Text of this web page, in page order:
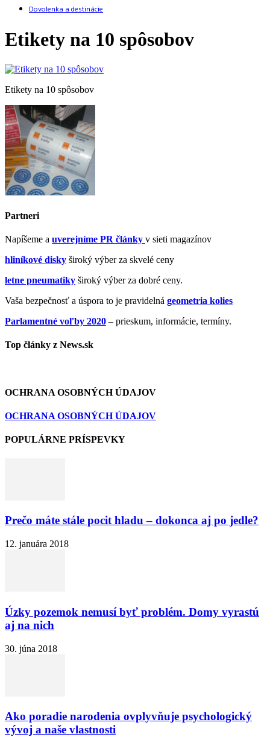
Dovolenka a destinácie
Etikety na 10 spôsobov
Etikety na 10 spôsobov
Partneri
Napíšeme a uverejníme PR články v sieti magazínov
hliníkové disky široký výber za skvelé ceny
letne pneumatiky široký výber za dobré ceny.
Vaša bezpečnosť a úspora to je pravidelná geometria kolies
Parlamentné voľby 2020 – prieskum, informácie, termíny.
Top články z News.sk
OCHRANA OSOBNÝCH ÚDAJOV
OCHRANA OSOBNÝCH ÚDAJOV
POPULÁRNE PRÍSPEVKY
Prečo máte stále pocit hladu – dokonca aj po jedle?
12. januára 2018
Úzky pozemok nemusí byť problém. Domy vyrastú
aj na nich
30. júna 2018
Ako poradie narodenia ovplyvňuje psychologický
vývoj a naše vlastnosti